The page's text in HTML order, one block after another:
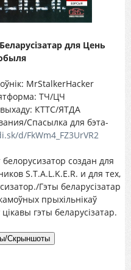
для Цень
MrStalkerHacker
ТЧ/ЦЧ
КТТС/ЯТДА
Спасылка для бэта-
d/FkWm4_FZ3UrVR2
создан для
S.T.A.L.K.E.R. и для тех,
Гэты беларусізатар
прыхільнікаў
гэты беларусізатар.